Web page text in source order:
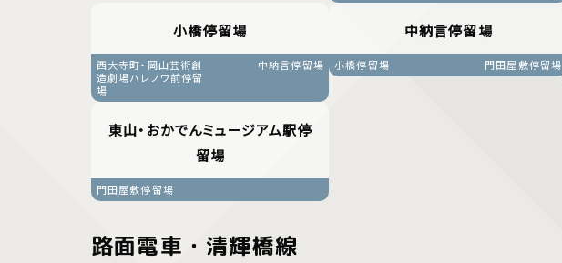
小橋停留場
西大寺町・岡山芸術創
造劇場ハレノワ前停留
場
中納言停留場
中納言停留場
小橋停留場 門田屋敷停留場
東山・おかでんミュージアム駅停
留場
門田屋敷停留場
路面電車・清輝橋線